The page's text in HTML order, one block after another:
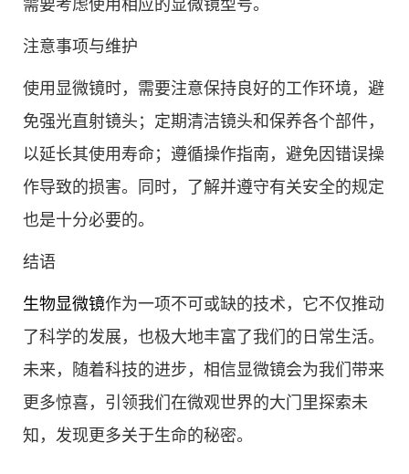
需要考虑使用相应的显微镜型号。
注意事项与维护
使用显微镜时，需要注意保持良好的工作环境，避
免强光直射镜头；定期清洁镜头和保养各个部件，
以延长其使用寿命；遵循操作指南，避免因错误操
作导致的损害。同时，了解并遵守有关安全的规定
也是十分必要的。
结语
生物显微镜作为一项不可或缺的技术，它不仅推动
了科学的发展，也极大地丰富了我们的日常生活。
未来，随着科技的进步，相信显微镜会为我们带来
更多惊喜，引领我们在微观世界的大门里探索未
知，发现更多关于生命的秘密。